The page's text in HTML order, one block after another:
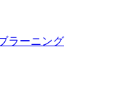
ラーニング